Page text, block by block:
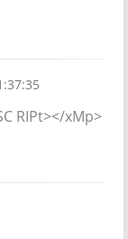
RIPt></xMp>